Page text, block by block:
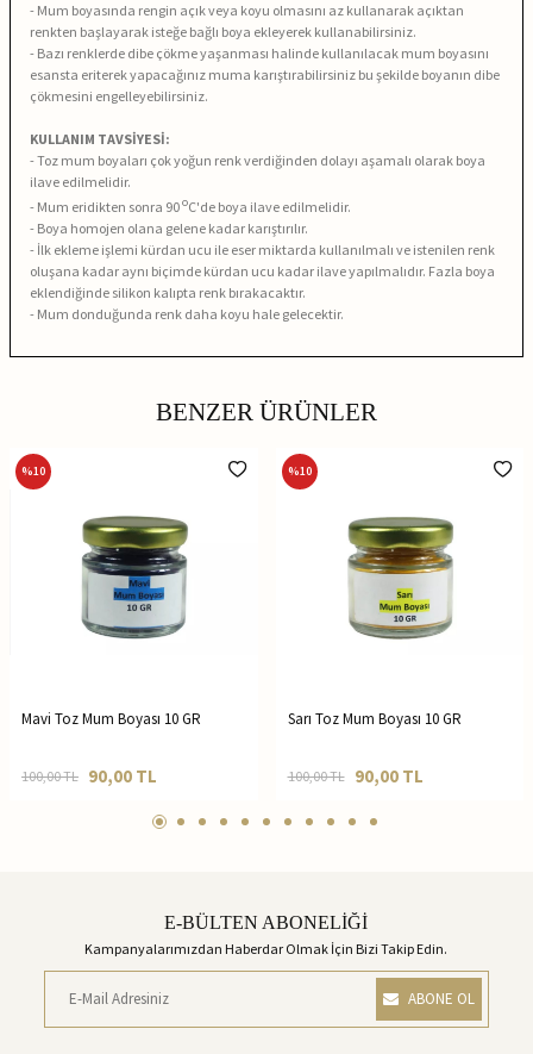
- Mum boyasında rengin açık veya koyu olmasını az kullanarak açıktan
renkten başlayarak isteğe bağlı boya ekleyerek kullanabilirsiniz.
- Bazı renklerde dibe çökme yaşanması halinde kullanılacak mum boyasını
esansta eriterek yapacağınız muma karıştırabilirsiniz bu şekilde boyanın dibe
çökmesini engelleyebilirsiniz.
KULLANIM TAVSİYESİ:
- Toz mum boyaları çok yoğun renk verdiğinden dolayı aşamalı olarak boya
ilave edilmelidir.
- Mum eridikten sonra 90oC'de boya ilave edilmelidir.
- Boya homojen olana gelene kadar karıştırılır.
- İlk ekleme işlemi kürdan ucu ile eser miktarda kullanılmalı ve istenilen renk
oluşana kadar aynı biçimde kürdan ucu kadar ilave yapılmalıdır. Fazla boya
eklendiğinde silikon kalıpta renk bırakacaktır.
- Mum donduğunda renk daha koyu hale gelecektir.
BENZER ÜRÜNLER
%10
Mavi Toz Mum Boyası 10 GR
100,00TL 90,00 TL
%10
Sarı Toz Mum Boyası 10 GR
100,00TL 90,00TL
E-BÜLTEN ABONELİĞİ
Kampanyalarımızdan Haberdar Olmak İçin Bizi Takip Edin.
ABONE OL